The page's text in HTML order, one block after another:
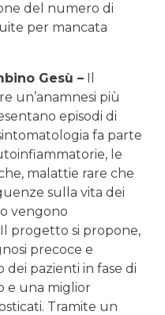
del numero di
per mancata
Gesù – Il
un’anamnesi più
episodi di
fa parte
le
malattie rare che
sulla vita dei
vengono
progetto si propone,
precoce e
dei pazienti in fase di
e una miglior
Tramite un